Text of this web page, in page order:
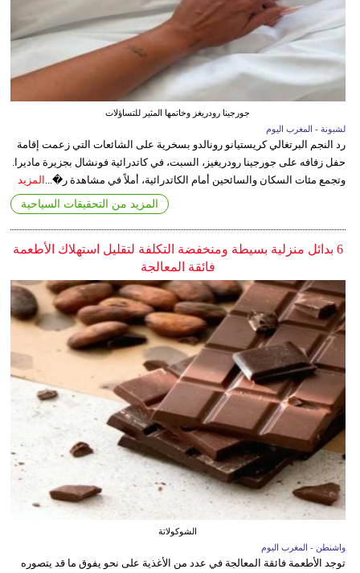
جورجينا رودريغز وخاتمها المثير للتساؤلات
لشبونة - المغرب اليوم
رد النجم البرتغالي كريستيانو رونالدو بسخرية على الشائعات التي زعمت إقامة
حفل زفافه على جورجينا رودريغيز، السبت، في كاتدرائية فونشال بجزيرة ماديرا.
وتجمع مئات السكان والسائحين أمام الكاتدرائية، أملاً في مشاهدة ر�...
المزيد
المزيد من التحقيقات السياحية
6 بدائل منزلية بسيطة ومنخفضة التكلفة لتقليل استهلاك الأطعمة
فائقة المعالجة
الشوكولاتة
واشنطن - المغرب اليوم
توجد الأطعمة فائقة المعالجة في عدد من الأغذية على نحو يفوق ما قد يتصوره